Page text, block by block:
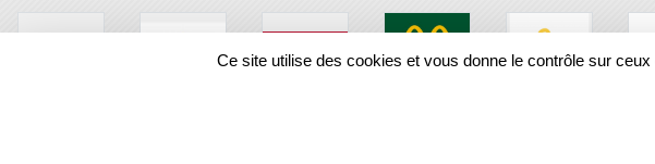
Ce site utilise des cookies et vous donne le contrôle sur